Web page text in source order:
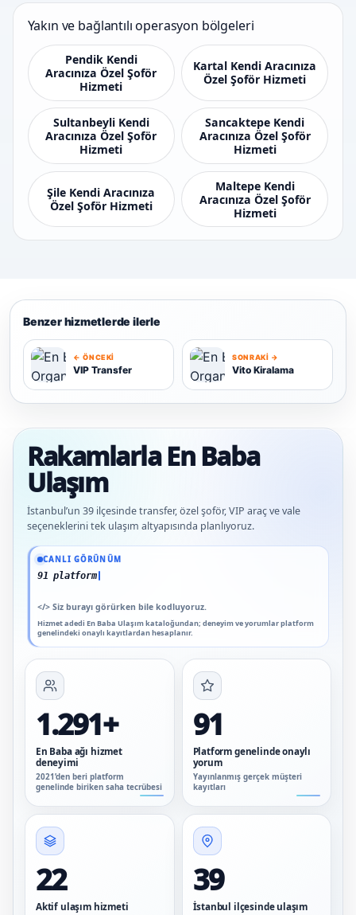
Yakın ve bağlantılı operasyon bölgeleri
Pendik Kendi
Aracınıza Özel Şoför
Hizmeti
Kartal Kendi Aracınıza
Özel Şoför Hizmeti
Sultanbeyli Kendi
Aracınıza Özel Şoför
Hizmeti
Sancaktepe Kendi
Aracınıza Özel Şoför
Hizmeti
Şile Kendi Aracınıza
Özel Şoför Hizmeti
Maltepe Kendi
Aracınıza Özel Şoför
Hizmeti
Benzer hizmetlerde ilerle
V
← ÖNCEKI
VIP Transfer
V
SONRAKI →
Vito Kiralama
Rakamlarla En Baba
Ulaşım
İstanbul’un 39 ilçesinde transfer, özel şoför, VIP araç ve vale
seçeneklerini tek ulaşım altyapısında planlıyoruz.
CANLI GÖRÜNÜM
91 platform genelinde onaylı yorum
</> Siz burayı görürken bile kodluyoruz.
Hizmet adedi En Baba Ulaşım kataloğundan; deneyim ve yorumlar platform
genelindeki onaylı kayıtlardan hesaplanır.
Güncel veriler: 1.291+ En Baba ağı hizmet deneyimi; 91 platform genelinde
1.291+
En Baba ağı hizmet
deneyimi
2021’den beri platform
genelinde biriken saha tecrübesi
91
Platform genelinde onaylı
yorum
Yayınlanmış gerçek müşteri
kayıtları
22
Aktif ulaşım hizmeti
39
İstanbul ilçesinde ulaşım